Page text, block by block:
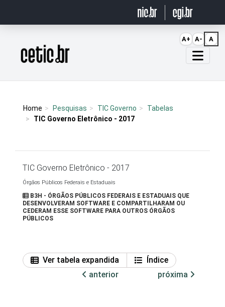
Página inicial
Home Pesquisas TIC Governo
Tabelas
TIC Governo Eletrônico - 2017
TIC Governo Eletrônico - 2017
Órgãos Públicos Federais e Estaduais
B3H - ÓRGÃOS PÚBLICOS FEDERAIS E ESTADUAIS QUE
DESENVOLVERAM SOFTWARE E COMPARTILHARAM OU
CEDERAM ESSE SOFTWARE PARA OUTROS ÓRGÃOS
PÚBLICOS
Ver tabela expandida
Índice
anterior
próxima
A+ A- A